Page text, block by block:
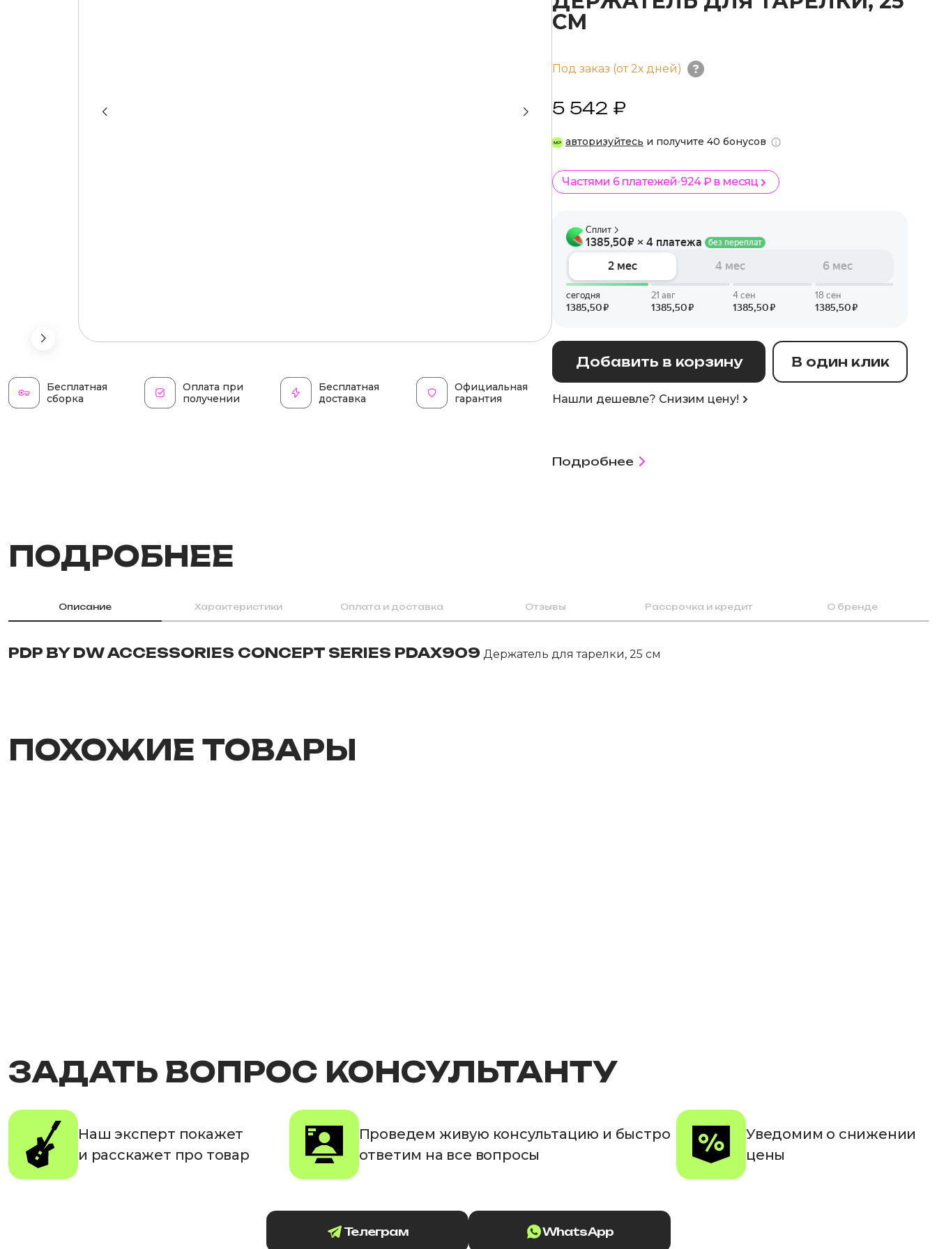
Бесплатная
сборка
Оплата при
получении
Бесплатная
доставка
Официальная
гарантия
СМ
Под заказ (от 2х дней)
5 542 ₽
авторизуйтесь и получите 40 бонусов
Частями 6 платежей 924 ₽ в месяц
Добавить в корзину В один клик
Нашли дешевле? Снизим цену!
Подробнее
ПОДРОБНЕЕ
Описание Характеристики Оплата и доставка Отзывы Рассрочка и кредит О бренде
PDP BY DW ACCESSORIES CONCEPT SERIES PDAX909 Держатель для тарелки, 25 см
ПОХОЖИЕ ТОВАРЫ
ЗАДАТЬ ВОПРОС КОНСУЛЬТАНТУ
Наш эксперт покажет
и расскажет про товар
Проведем живую консультацию и быстро
ответим на все вопросы
Уведомим о снижении
цены
Телеграм WhatsApp